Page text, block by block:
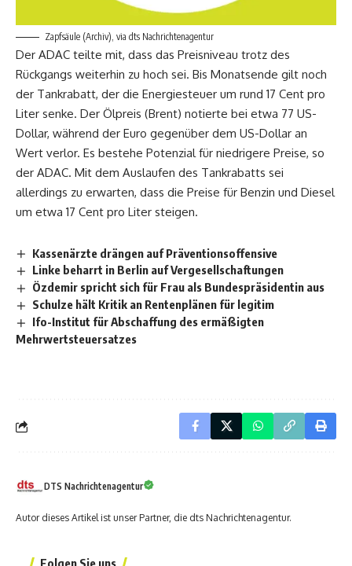
Zapfsäule (Archiv), via dts Nachrichtenagentur
Der ADAC teilte mit, dass das Preisniveau trotz des
Rückgangs weiterhin zu hoch sei. Bis Monatsende gilt noch
der Tankrabatt, der die Energiesteuer um rund 17 Cent pro
Liter senke. Der Ölpreis (Brent) notierte bei etwa 77 US-
Dollar, während der Euro gegenüber dem US-Dollar an
Wert verlor. Es bestehe Potenzial für niedrigere Preise, so
der ADAC. Mit dem Auslaufen des Tankrabatts sei
allerdings zu erwarten, dass die Preise für Benzin und Diesel
um etwa 17 Cent pro Liter steigen.
Kassenärzte drängen auf Präventionsoffensive
Linke beharrt in Berlin auf Vergesellschaftungen
Özdemir spricht sich für Frau als Bundespräsidentin aus
Schulze hält Kritik an Rentenplänen für legitim
Ifo-Institut für Abschaffung des ermäßigten
Mehrwertsteuersatzes
DTS Nachrichtenagentur
Autor dieses Artikel ist unser Partner, die dts Nachrichtenagentur.
Folgen Sie uns